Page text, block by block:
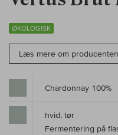
ØKOLOGISK
Læs mere om producenten
Chardonnay 100%
hvid, tør
Fermentering på